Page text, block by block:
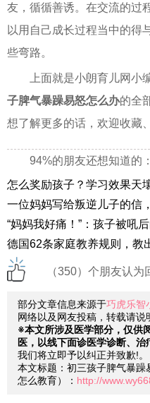
友，循循善诱。在交流的过
以用自己成长过程当中的得
些弯路。
上面就是小朗育儿网小
子脾气暴躁易怒怎么办的全
想了解更多的话，欢迎收藏
94%的朋友还想知道的：
怎么奖励孩子？学习效果天
一位妈妈写给叛逆儿子的信
“妈妈我好痛！”：孩子被吼
德国62条家庭教养规则，教
（350）个朋友认为
部分文章信息来源于巧虎乐智
网络以及网友投稿，转载请说
※本文所涉及医学部分，仅供
医，以线下面诊医学诊断、治
我们将立即予以纠正并致歉!。
本文标题：初三孩子脾气暴
怎么教育）： http://